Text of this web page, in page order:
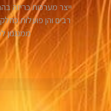
ייצר מערכות כריזה
רבים והן פועלות
ממנגנון